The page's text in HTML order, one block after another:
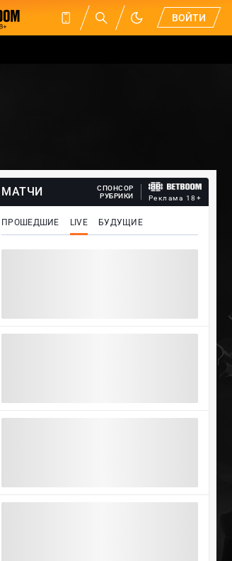
ВОЙТИ
МАТЧИ
СПОНСОР
РУБРИКИ
Реклама 18+
ПРОШЕДШИЕ LIVE БУДУЩИЕ